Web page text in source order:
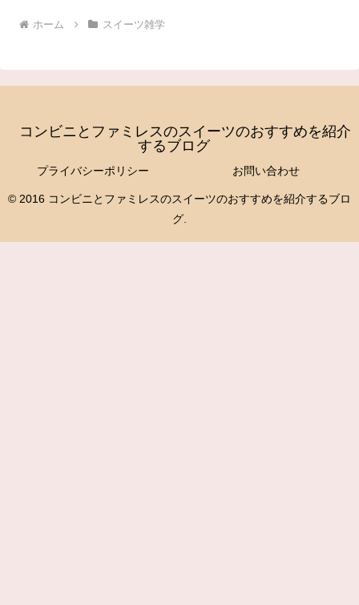
ホーム スイーツ雑学
コンビニとファミレスのスイーツのおすすめを紹介
するブログ
プライバシーポリシー お問い合わせ
© 2016 コンビニとファミレスのスイーツのおすすめを紹介するブロ
グ.